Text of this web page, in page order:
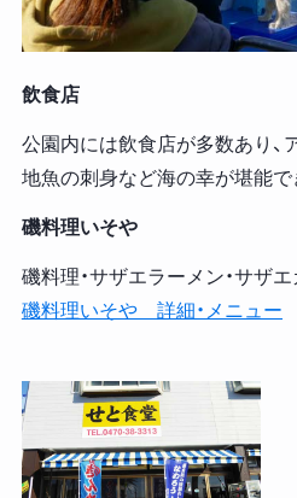
飲食店
公園内には飲食店が多数あり、
地魚の刺身など海の幸が堪能で
磯料理いそや
磯料理・サザエラーメン・サザ
磯料理いそや 詳細・メニュー